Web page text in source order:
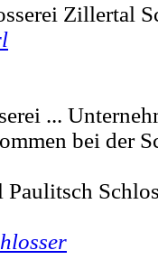
Zillertal
...
bei der